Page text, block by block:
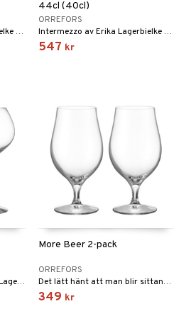
Intermezzo av Erika Lagerbielke - succéserien i handgjort kristallglas som passar att dukas fram till alla festliga tillfällen!
44cl (40cl)
ORREFORS
Intermezzo av Erika Lagerbielke - succéserien i handgjort kristallglas som passar att dukas fram till alla festliga tillfällen!
547 kr
Våra hantverkare och Erika Lagerbielke har länge försökt fylla Intermezzos karakteristiska bubbla med guldpigment.
More Beer 2-pack
ORREFORS
Det lätt hänt att man blir sittande länge och bara mår bra.
349 kr